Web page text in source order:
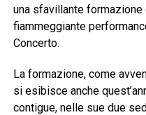
una sfavillante formazione
fiammeggiante
Concerto.
La formazione, come
si esibisce anche
contigue, nelle sue due